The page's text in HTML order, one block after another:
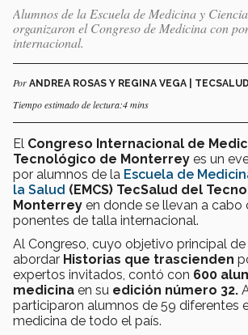
Alumnos de la Escuela de Medicina y
organizaron el Congreso de Medicina con
internacional.
Por ANDREA ROSAS Y REGINA VEGA | TECSALUD
Tiempo estimado de lectura:4 mins
El Congreso Internacional de
Tecnológico de Monterrey es un
por alumnos de la Escuela de
la Salud (EMCS) TecSalud del
Monterrey en donde se llevan a cabo
ponentes de talla internacional.
Al Congreso, cuyo objetivo principal
abordar Historias que trascienden
expertos invitados, contó con 600
medicina en su edición número 32.
participaron alumnos de 59 diferentes
medicina de todo el país.